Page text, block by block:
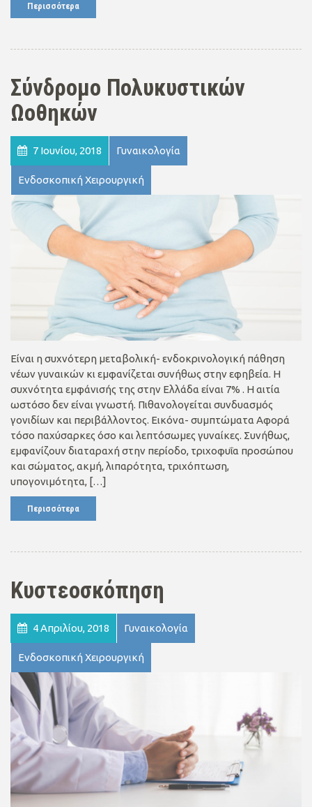
Περισσότερα
Σύνδρομο Πολυκυστικών
Ωοθηκών
7 Ιουνίου, 2018 Γυναικολογία
Ενδοσκοπική Χειρουργική
Είναι η συχνότερη μεταβολική- ενδοκρινολογική πάθηση
νέων γυναικών κι εμφανίζεται συνήθως στην εφηβεία. Η
συχνότητα εμφάνισής της στην Ελλάδα είναι 7% . Η αιτία
ωστόσο δεν είναι γνωστή. Πιθανολογείται συνδυασμός
γονιδίων και περιβάλλοντος. Εικόνα- συμπτώματα Αφορά
τόσο παχύσαρκες όσο και λεπτόσωμες γυναίκες. Συνήθως,
εμφανίζουν διαταραχή στην περίοδο, τριχοφυΐα προσώπου
και σώματος, ακμή, λιπαρότητα, τριχόπτωση,
υπογονιμότητα, […]
Περισσότερα
Κυστεοσκόπηση
4 Απριλίου, 2018 Γυναικολογία
Ενδοσκοπική Χειρουργική